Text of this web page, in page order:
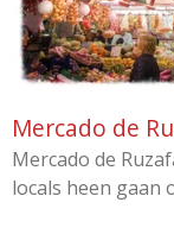
Mercado de
Mercado de
locals heen gaan